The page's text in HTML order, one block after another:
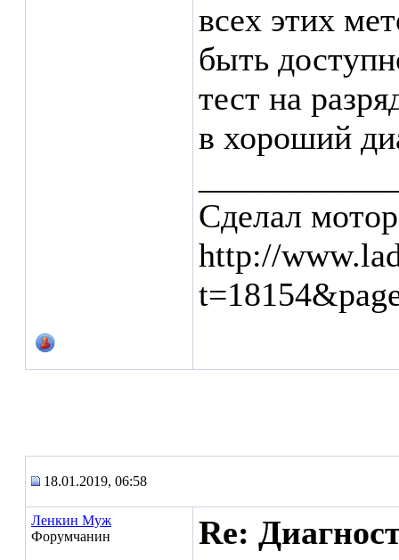
всех этих
быть
тест на
в хороший
Сделал
http://
18.01.2019, 06:58
Ленкин Муж
Форумчанин
Re: